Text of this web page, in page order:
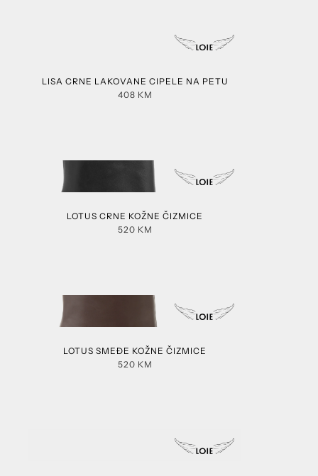
LISA CRNE LAKOVANE CIPELE NA PETU
408 KM
LOTUS CRNE KOŽNE ČIZMICE
520 KM
LOTUS SMEĐE KOŽNE ČIZMICE
520 KM